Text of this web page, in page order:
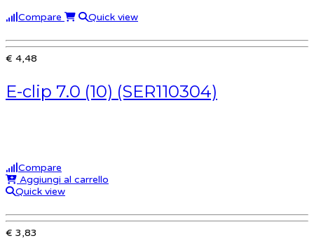
Compare Quick view
€ 4,48
E-clip 7.0 (10) (SER110304)
Compare
Aggiungi al carrello
Quick view
€ 3,83